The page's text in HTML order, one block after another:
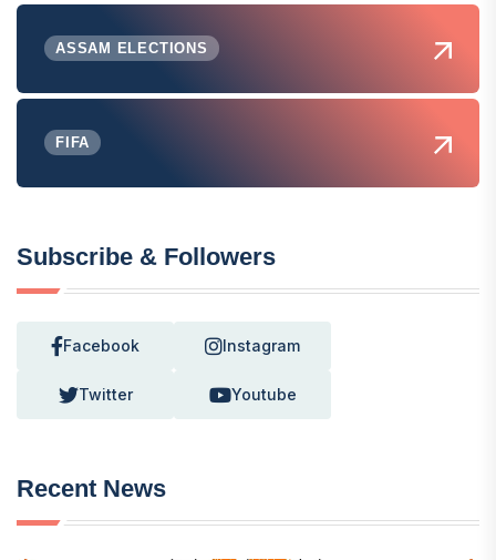
ASSAM ELECTIONS
FIFA
Subscribe & Followers
Facebook Instagram
Twitter Youtube
Recent News